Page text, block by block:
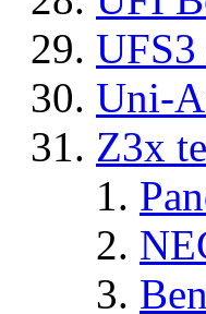
Uni-
Z3x